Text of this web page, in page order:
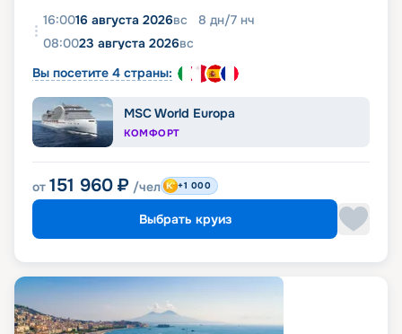
16:0016 августа 2026вс 8 дн/7 нч
08:0023 августа 2026вс
Вы посетите 4 страны:
MSC World Europa
КОМФОРТ
от 151 960 ₽ /чел +1 000
Выбрать круиз